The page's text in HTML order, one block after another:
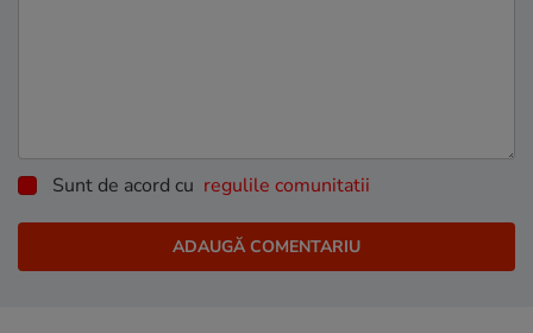
Sunt de acord cu regulile comunitatii